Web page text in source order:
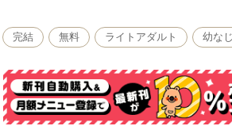
学科のエース、新城れみにマッサージを施し始
れる…！
完結 無料 ライトアダルト 幼な